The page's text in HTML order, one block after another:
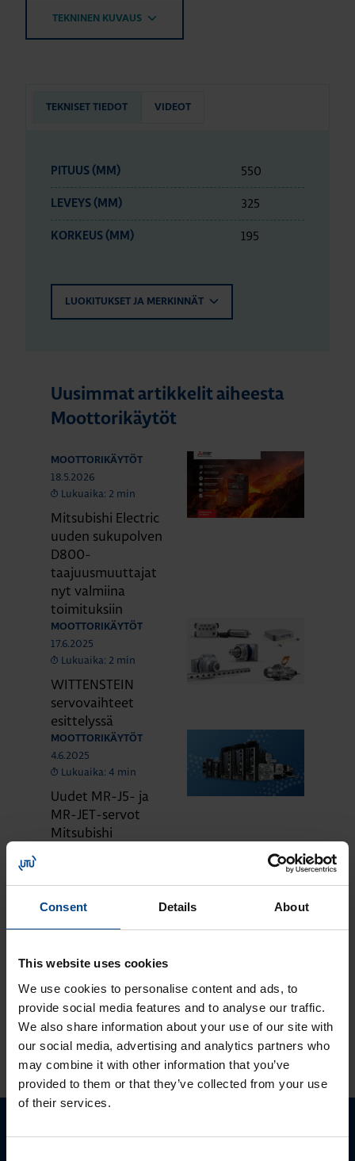
Consent Details About
This website uses cookies
We use cookies to personalise content and ads, to
provide social media features and to analyse our traffic.
We also share information about your use of our site with
our social media, advertising and analytics partners who
may combine it with other information that you’ve
provided to them or that they’ve collected from your use
of their services.
TEKNINEN KUVAUS
TEKNISET TIEDOT VIDEOT
PITUUS (MM) 550
LEVEYS (MM) 325
KORKEUS (MM) 195
LUOKITUKSET JA MERKINNÄT
Uusimmat artikkelit aiheesta
Moottorikäytöt
MOOTTORIKÄYTÖT
18.5.2026
Lukuaika: 2 min
Mitsubishi Electric
uuden sukupolven
D800-
taajuusmuuttajat
nyt valmiina
toimituksiin
MOOTTORIKÄYTÖT
17.6.2025
Lukuaika: 2 min
WITTENSTEIN
servovaihteet
esittelyssä
MOOTTORIKÄYTÖT
4.6.2025
Lukuaika: 4 min
Uudet MR-J5- ja
MR-JET-servot
Mitsubishi
25.3.2024
Lukuaika: 3 min
Solcon-Igel
30 vuotta
tuotevalikoimassamme
KATSO LISÄÄ ARTIKKELEITA
Ota yhteyttä!